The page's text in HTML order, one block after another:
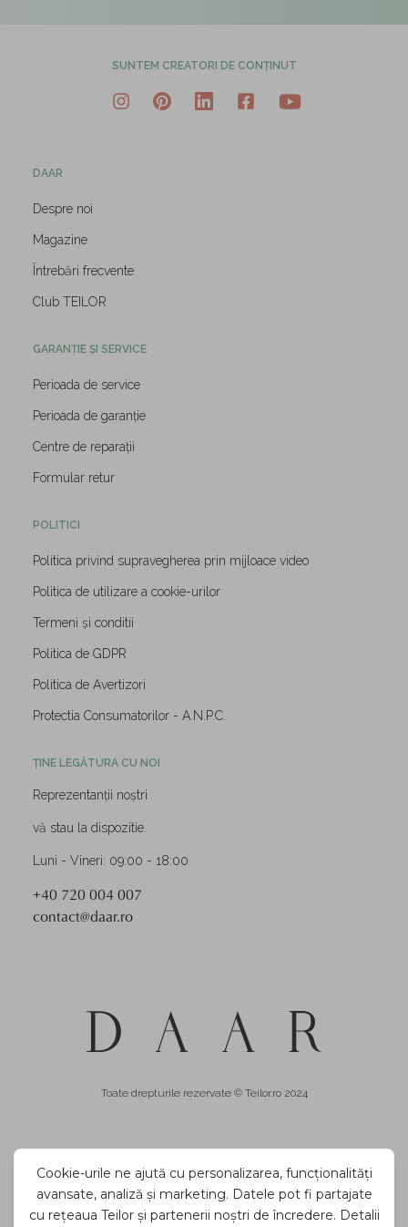
SUNTEM CREATORI DE CONȚINUT
DAAR
Despre noi
Magazine
Întrebări frecvente
Club TEILOR
GARANȚIE ȘI SERVICE
Perioada de service
Perioada de garanție
Centre de reparații
Formular retur
POLITICI
Politica privind supravegherea prin mijloace video
Politica de utilizare a cookie-urilor
Termeni și conditii
Politica de GDPR
Politica de Avertizori
Protectia Consumatorilor - A.N.P.C.
ȚINE LEGĂTURA CU NOI
Reprezentanții noștri
vă stau la dispozitie.
Luni - Vineri: 09:00 - 18:00
+40 720 004 007
contact@daar.ro
Toate drepturile rezervate © Teilor.ro 2024